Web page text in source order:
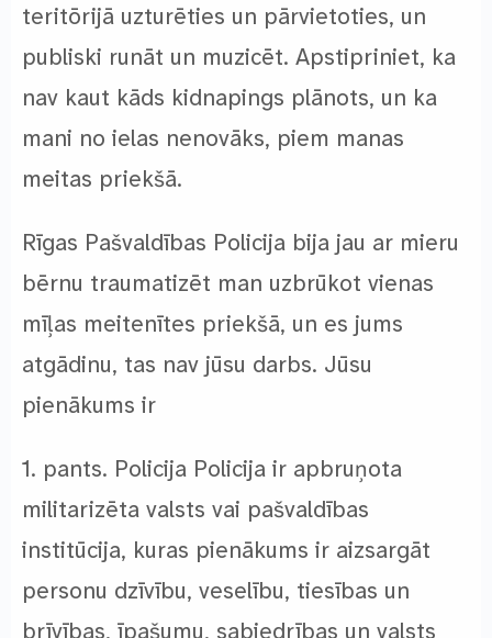
teritōrijā uzturēties un pārvietoties, un
publiski runāt un muzicēt. Apstipriniet, ka
nav kaut kāds kidnapings plānots, un ka
mani no ielas nenovāks, piem manas
meitas priekšā.
Rīgas Pašvaldības Policija bija jau ar mieru
bērnu traumatizēt man uzbrūkot vienas
mīļas meitenītes priekšā, un es jums
atgādinu, tas nav jūsu darbs. Jūsu
pienākums ir
1. pants. Policija Policija ir apbruņota
militarizēta valsts vai pašvaldības
institūcija, kuras pienākums ir aizsargāt
personu dzīvību, veselību, tiesības un
brīvības, īpašumu, sabiedrības un valsts